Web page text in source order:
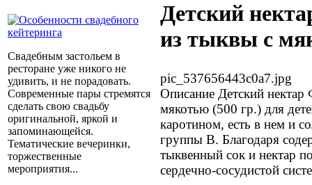
Свадебным застольем в
ресторане уже никого не
удивить, и не порадовать.
Современные пары стремятся
сделать свою свадьбу
оригинальной, яркой и
запоминающейся.
Тематические вечеринки,
торжественные
мероприятия...
Детский
из тыквы с
pic_537656443c0a7.jpg
Описание Детский
мякотью (500 гр.) для
каротином, есть в нем и
группы В. Благодаря
тыквенный сок и нектар
сердечно-сосудистой